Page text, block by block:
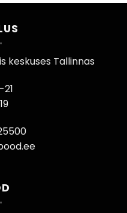
keskuses Tallinnas
21